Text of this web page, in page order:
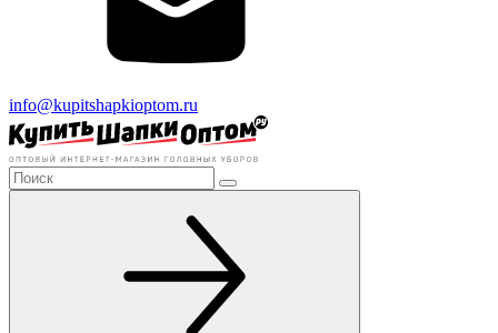
info@kupitshapkioptom.ru